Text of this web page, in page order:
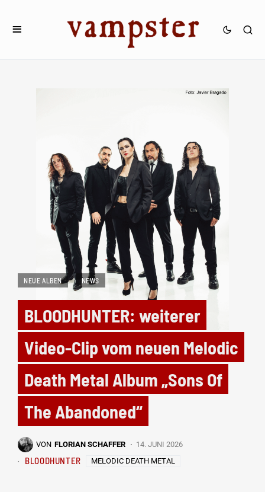
NEUE ALBEN NEWS
BLOODHUNTER: weiterer
Video-Clip vom neuen Melodic
Death Metal Album „Sons Of
The Abandoned“
VON FLORIAN SCHAFFER 14. JUNI 2026
BLOODHUNTER MELODIC DEATH METAL